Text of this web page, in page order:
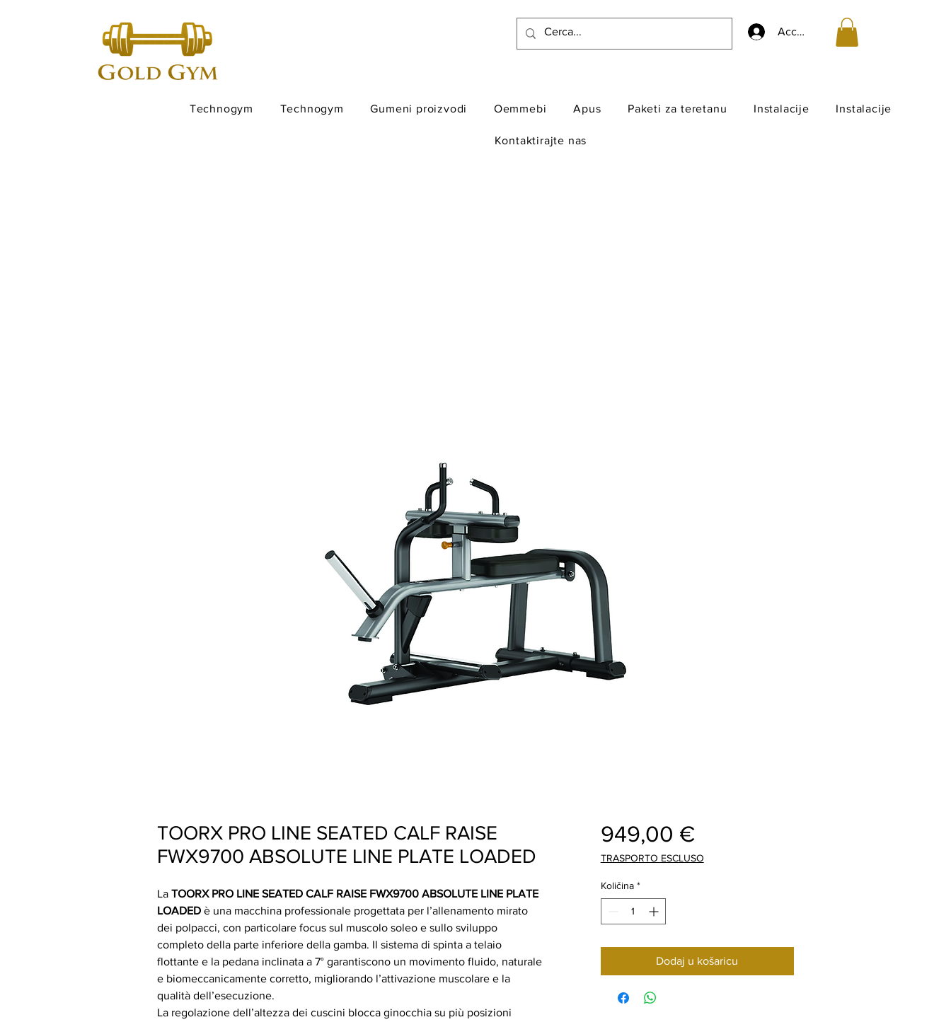
Accedi
Technogym Technogym Gumeni proizvodi Oemmebi Apus Paketi za teretanu Instalacije Instalacije
Kontaktirajte nas
TOORX PRO LINE SEATED CALF RAISE
FWX9700 ABSOLUTE LINE PLATE LOADED
La TOORX PRO LINE SEATED CALF RAISE FWX9700 ABSOLUTE LINE PLATE
LOADED è una macchina professionale progettata per l’allenamento mirato
dei polpacci, con particolare focus sul muscolo soleo e sullo sviluppo
completo della parte inferiore della gamba. Il sistema di spinta a telaio
flottante e la pedana inclinata a 7° garantiscono un movimento fluido, naturale
e biomeccanicamente corretto, migliorando l’attivazione muscolare e la
qualità dell’esecuzione.
La regolazione dell’altezza dei cuscini blocca ginocchia su più posizioni
949,00 €Cijena
TRASPORTO ESCLUSO
Količina *
Dodaj u košaricu